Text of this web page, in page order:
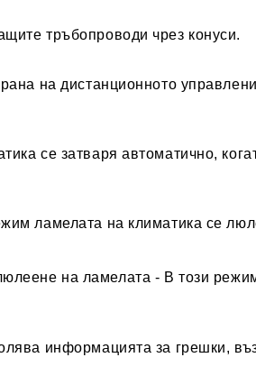
тръбопроводи чрез конуси.
на дистанционното
се затваря автоматично,
ламелата на климатика се
на ламелата - В този
информацията за грешки,